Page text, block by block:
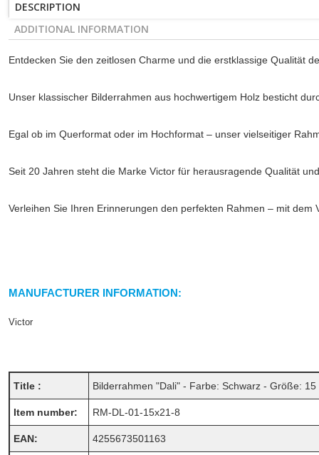
DESCRIPTION
ADDITIONAL INFORMATION
Entdecken Sie den zeitlosen Charme und die erstklassige Qualität
Unser klassischer Bilderrahmen aus hochwertigem Holz besticht
Egal ob im Querformat oder im Hochformat – unser vielseitiger
Seit 20 Jahren steht die Marke Victor für herausragende Qualität
Verleihen Sie Ihren Erinnerungen den perfekten Rahmen – mit
MANUFACTURER INFORMATION:
Victor
Title : Bilderrahmen "Dali" - Farbe: Schwarz - Größe:
Item number: RM-DL-01-15x21-8
EAN: 4255673501163